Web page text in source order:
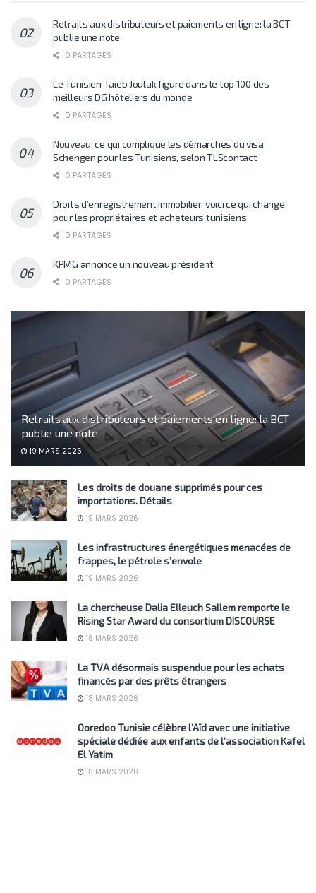
Retraits aux distributeurs et paiements en ligne: la BCT
publie une note
0 PARTAGES
Le Tunisien Taieb Joulak figure dans le top 100 des
meilleurs DG hôteliers du monde
0 PARTAGES
Nouveau: ce qui complique les démarches du visa
Schengen pour les Tunisiens, selon TLScontact
0 PARTAGES
Droits d’enregistrement immobilier: voici ce qui change
pour les propriétaires et acheteurs tunisiens
0 PARTAGES
KPMG annonce un nouveau président
0 PARTAGES
Retraits aux distributeurs et paiements en ligne: la BCT
publie une note
19 MARS 2026
Les droits de douane supprimés pour ces
importations. Détails
19 MARS 2026
Les infrastructures énergétiques menacées de
frappes, le pétrole s’envole
19 MARS 2026
La chercheuse Dalia Elleuch Sallem remporte le
Rising Star Award du consortium DISCOURSE
18 MARS 2026
La TVA désormais suspendue pour les achats
financés par des prêts étrangers
18 MARS 2026
Ooredoo Tunisie célèbre l’Aïd avec une initiative
spéciale dédiée aux enfants de l’association Kafel
El Yatim
18 MARS 2026